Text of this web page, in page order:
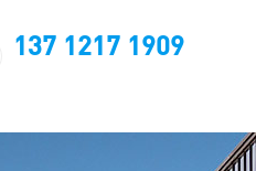
137 1217 1909